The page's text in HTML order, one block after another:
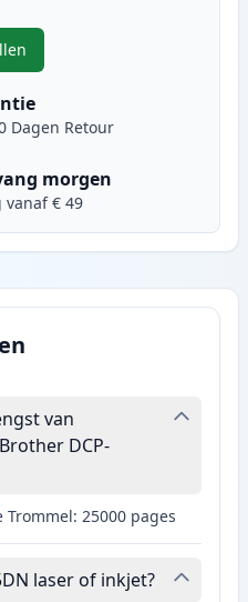
te passen
Brother DR3100 Drum (Ink Hero
Dagen Retour
morgen
vanaf € 49
van
DCP-
25000 pages
laser of inkjet?